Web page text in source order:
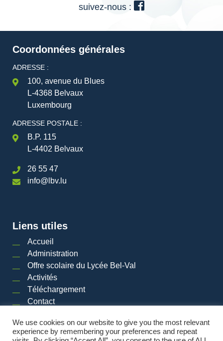
suivez-nous :
Coordonnées générales
ADRESSE :
100, avenue du Blues
L-4368 Belvaux
Luxembourg
ADRESSE POSTALE :
B.P. 115
L-4402 Belvaux
26 55 47
info@lbv.lu
Liens utiles
Accueil
Administration
Offre scolaire du Lycée Bel-Val
Activités
Téléchargement
Contact
We use cookies on our website to give you the most relevant
experience by remembering your preferences and repeat